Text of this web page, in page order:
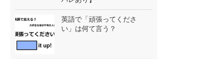
英語で「頑張ってくださ
い」は何て言う？